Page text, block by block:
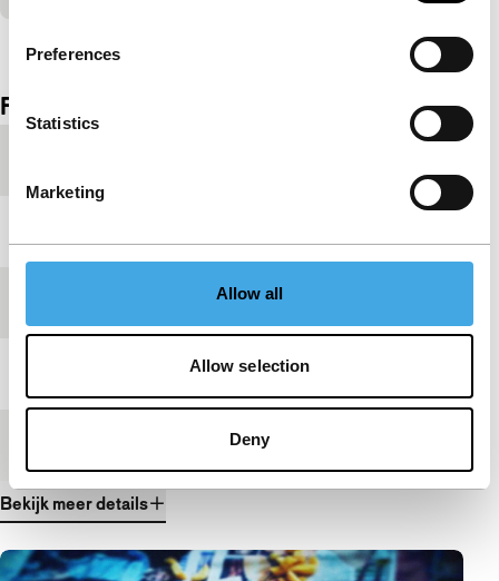
Preferences
Statistics
Marketing
Allow all
Allow selection
Deny
Bekijk het hele programma
Film details
IFFR 2019
Bekijk meer details